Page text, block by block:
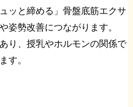
痛
撲
ッと締める」骨盤底筋エクサ
姿勢改善につながります。
り、授乳やホルモンの関係で
す。